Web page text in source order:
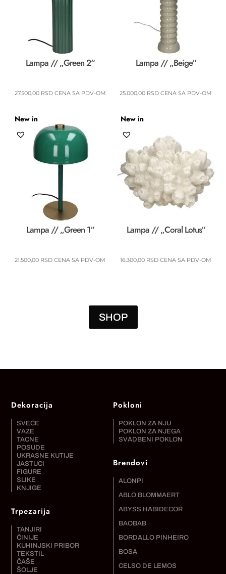
Lampa // „Green 2“
27.500,00 RSD CENA SA PDV-OM
Lampa // „Beige“
25.000,00 RSD CENA SA PDV-OM
New in
Lampa // „Green 1“
21.500,00 RSD CENA SA PDV-OM
New in
Lampa // „Coral Lotus“
16.300,00 RSD CENA SA PDV-OM
SHOP
Dekoracija
SVEĆE
VAZE
TACNE
POSUDE
UKRASNE KUTIJE
JASTUCI
FIGURE
SLIKE
KNJIGE
Trpezarija
TANJIRI
ČINIJE
KUHINJSKI PRIBOR
TEKSTIL
ČAŠE
ŠOLJE
Pokloni
POKLON ZA NJU
POKLON ZA NJEGA
SVADBENI POKLON
Brendovi
ALONPI
ABLO BLOMMAERT
ABYSS HABIDECOR
BAOBAB
BORDALLO PINHEIRO
BOSA
CELSO DE LEMOS